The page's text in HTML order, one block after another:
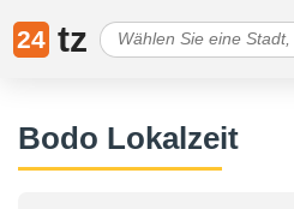
24 tz
Bodo Lokalzeit